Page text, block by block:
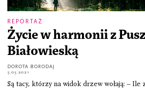
REPORTAŻ
Życie w harmonii z
Białowieską
DOROTA BORODAJ
5.05.2021
Są tacy, którzy na widok drzew wołają: – Ile